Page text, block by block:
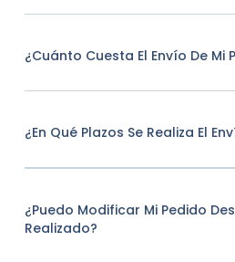
¿Cuánto Cuesta El Envío De Mi
¿En Qué Plazos Se Realiza El
¿Puedo Modificar Mi Pedido
Realizado?